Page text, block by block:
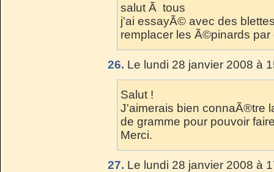
salut Ã tous
j'ai essayÃ© avec des
remplacer les Ã©pinards
26. Le lundi 28 janvier 2008 à
Salut !
J'aimerais bien connaÃ®tre
de gramme pour pouvoir
Merci.
27. Le lundi 28 janvier 2008 à